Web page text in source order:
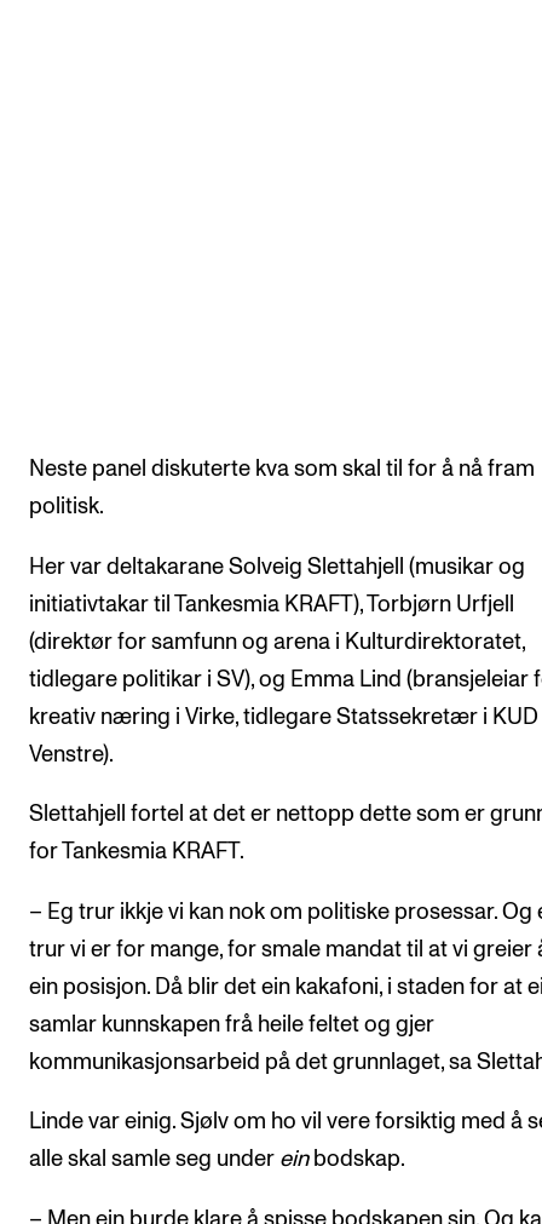
Neste panel diskuterte kva som skal til for å nå fram
politisk.
Her var deltakarane Solveig Slettahjell (musikar og
initiativtakar til Tankesmia KRAFT), Torbjørn Urfjell
(direktør for samfunn og arena i Kulturdirektoratet,
tidlegare politikar i SV), og Emma Lind (bransjeleiar
kreativ næring i Virke, tidlegare Statssekretær i
Venstre).
Slettahjell fortel at det er nettopp dette som er
for Tankesmia KRAFT.
– Eg trur ikkje vi kan nok om politiske prosessar. Og
trur vi er for mange, for smale mandat til at vi greier
ein posisjon. Då blir det ein kakafoni, i staden for at
samlar kunnskapen frå heile feltet og gjer
kommunikasjonsarbeid på det grunnlaget, sa
Linde var einig. Sjølv om ho vil vere forsiktig med å
alle skal samle seg under einbodskap.